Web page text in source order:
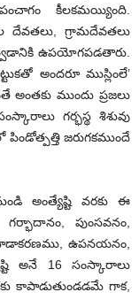
కీలకమయ్యింది.
దేవతలు, గ్రామదేవతలు
ఉపయోగపడతారు.
అందరూ ముస్లింలే’
అంతకు ముందు ప్రజలు
గర్భస్థ శిశువు
జరుగకముందే
అంత్యేష్టి వరకు ఈ
పుంసవనం,
ఉపనయనం,
అనే 16 సంస్కారాలు
కాపాడుతుండడమే గాక,